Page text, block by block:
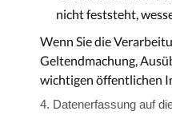
nicht feststeht,
Wenn Sie die
Geltendmachung,
wichtigen öffentlichen
4. Datenerfassung auf